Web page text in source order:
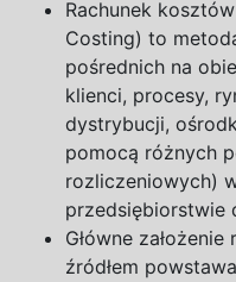
Rachunek kosztó
Costing) to
pośrednich na
klienci, procesy,
dystrybucji,
pomocą różnych
rozliczeniowych)
przedsiębiorstwie
Główne
źródłem